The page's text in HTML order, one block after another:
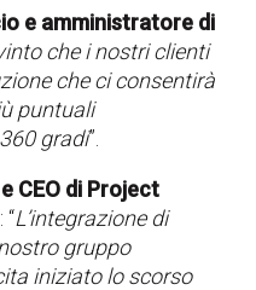
e amministratore di
che i nostri clienti
che ci consentirà
puntuali
gradi”.
CEO di Project
L’integrazione di
gruppo
iniziato lo scorso